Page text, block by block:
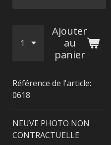
Ajouter
au
panier
Référence de l'article:
0618
NEUVE PHOTO NON
CONTRACTUELLE